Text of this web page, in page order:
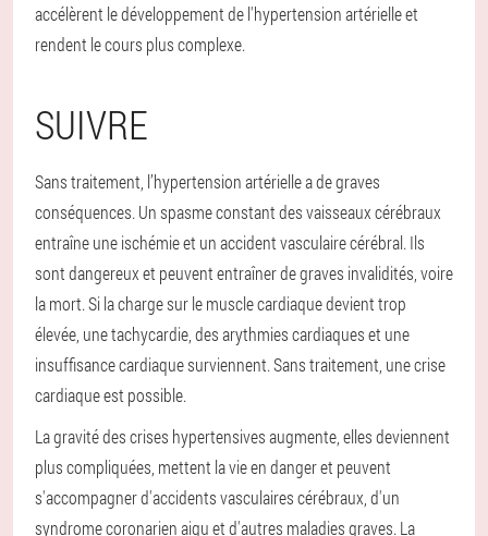
accélèrent le développement de l'hypertension artérielle et
rendent le cours plus complexe.
SUIVRE
Sans traitement, l’hypertension artérielle a de graves
conséquences. Un spasme constant des vaisseaux cérébraux
entraîne une ischémie et un accident vasculaire cérébral. Ils
sont dangereux et peuvent entraîner de graves invalidités, voire
la mort. Si la charge sur le muscle cardiaque devient trop
élevée, une tachycardie, des arythmies cardiaques et une
insuffisance cardiaque surviennent. Sans traitement, une crise
cardiaque est possible.
La gravité des crises hypertensives augmente, elles deviennent
plus compliquées, mettent la vie en danger et peuvent
s'accompagner d'accidents vasculaires cérébraux, d'un
syndrome coronarien aigu et d'autres maladies graves. La